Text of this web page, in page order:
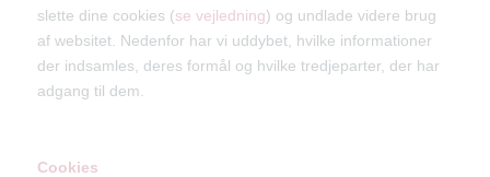
slette dine cookies (se vejledning) og undlade videre brug
af websitet. Nedenfor har vi uddybet, hvilke informationer
der indsamles, deres formål og hvilke tredjeparter, der har
adgang til dem.
Cookies